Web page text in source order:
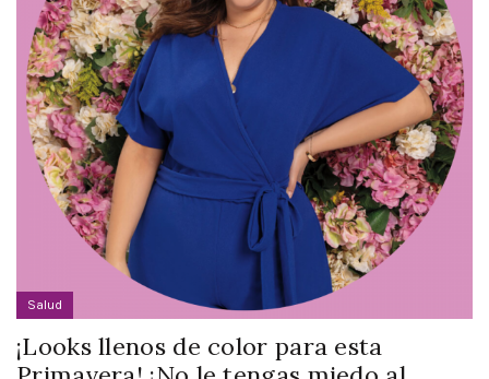
Salud
¡Looks llenos de color para esta